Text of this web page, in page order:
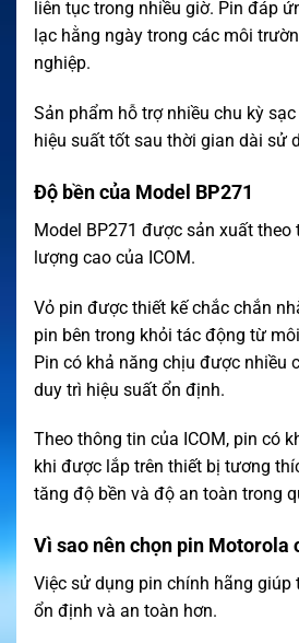
liên tục trong nhiều giờ. Pin đáp
lạc hằng ngày trong các môi
nghiệp.
Sản phẩm hỗ trợ nhiều chu kỳ
hiệu suất tốt sau thời gian dài sử
Độ bền của Model BP271
Model BP271 được sản xuất theo
lượng cao của ICOM.
Vỏ pin được thiết kế chắc chắn
pin bên trong khỏi tác động từ
Pin có khả năng chịu được nhiều
duy trì hiệu suất ổn định.
Theo thông tin của ICOM, pin có
khi được lắp trên thiết bị tương
tăng độ bền và độ an toàn trong
Vì sao nên chọn pin Motorola
Việc sử dụng pin chính hãng giúp
ổn định và an toàn hơn.